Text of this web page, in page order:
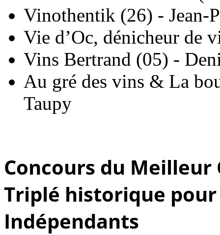
Vinothentik (26) - Jean-
Vie d’Oc, dénicheur de
Vins Bertrand (05) -
Au gré des vins & La
Taupy
Concours du Meilleur
Triplé historique pour
Indépendants